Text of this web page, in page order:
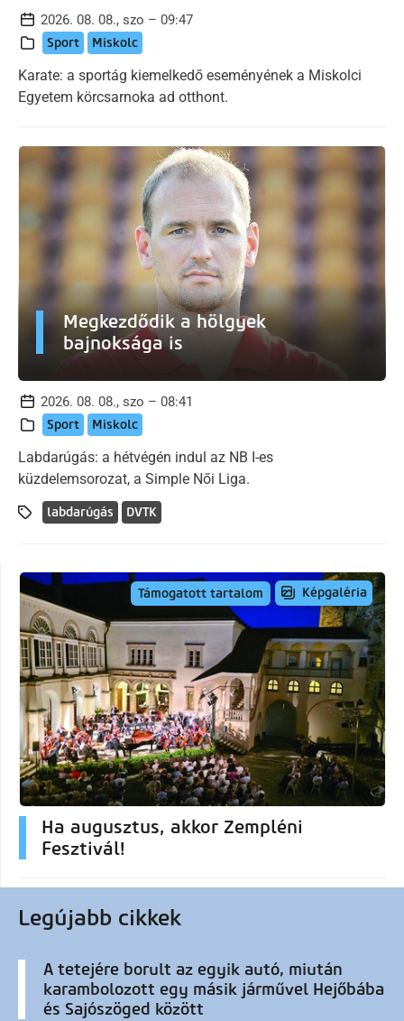
2026. 08. 08., szo – 09:47
Sport Miskolc
Karate: a sportág kiemelkedő eseményének a Miskolci
Egyetem körcsarnoka ad otthont.
Megkezdődik a hölgyek
bajnoksága is
2026. 08. 08., szo – 08:41
Sport Miskolc
Labdarúgás: a hétvégén indul az NB I-es
küzdelemsorozat, a Simple Női Liga.
labdarúgás DVTK
Támogatott tartalom Képgaléria
Ha augusztus, akkor Zempléni
Fesztivál!
Legújabb cikkek
A tetejére borult az egyik autó, miután
karambolozott egy másik járművel Hejőbába
és Sajószöged között